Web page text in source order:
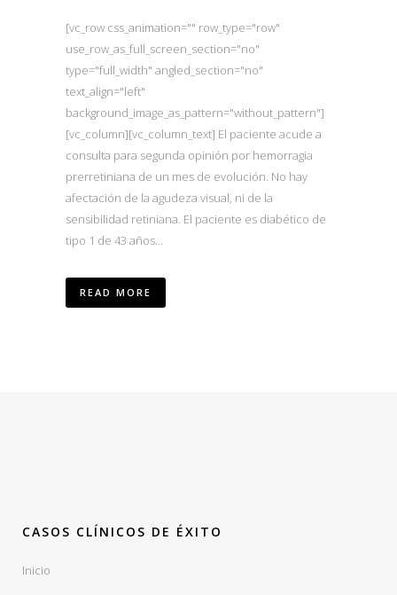
[vc_row css_animation="" row_type="row"
use_row_as_full_screen_section="no"
type="full_width" angled_section="no"
text_align="left"
background_image_as_pattern="without_pattern"]
[vc_column][vc_column_text] El paciente acude a
consulta para segunda opinión por hemorragia
prerretiniana de un mes de evolución. No hay
afectación de la agudeza visual, ni de la
sensibilidad retiniana. El paciente es diabético de
tipo 1 de 43 años...
READ MORE
CASOS CLÍNICOS DE ÉXITO
Inicio